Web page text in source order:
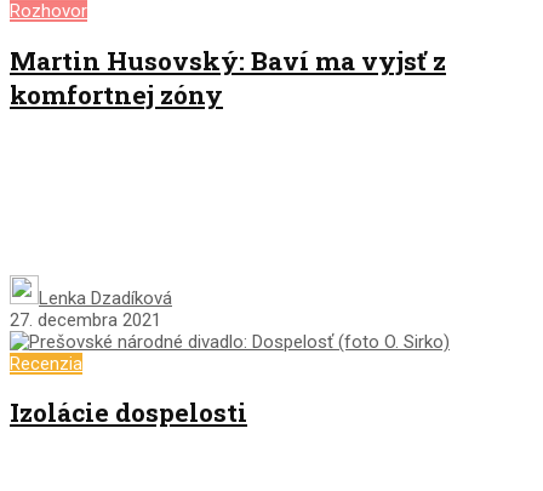
Rozhovor
Martin Husovský: Baví ma vyjsť z
komfortnej zóny
Lenka Dzadíková
27. decembra 2021
Recenzia
Izolácie dospelosti